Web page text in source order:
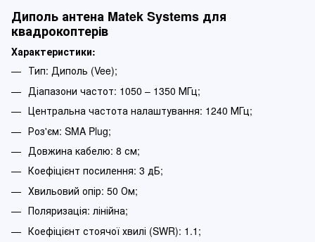
Диполь антена Matek Systems для
квадрокоптерів
Характеристики:
Тип: Диполь (Vee);
Діапазони частот: 1050 – 1350 МГц;
Центральна частота налаштування: 1240 МГц;
Роз'єм: SMA Plug;
Довжина кабелю: 8 см;
Коефіцієнт посилення: 3 дБ;
Хвильовий опір: 50 Ом;
Поляризація: лінійна;
Коефіцієнт стоячої хвилі (SWR): 1.1;